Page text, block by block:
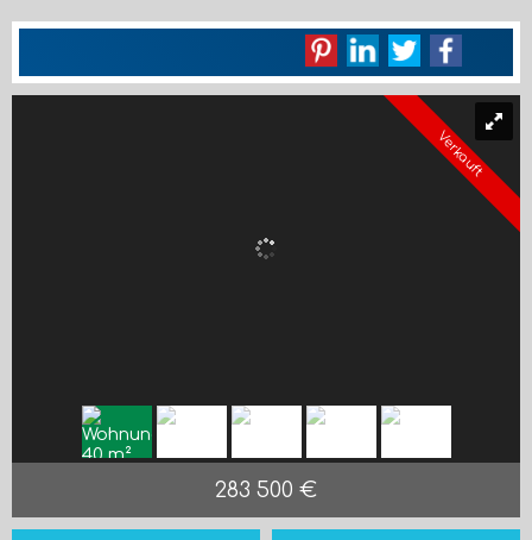
Verkauft
283 500 €